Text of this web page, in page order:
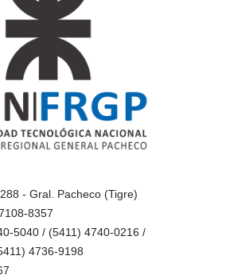
- Gral. Pacheco (Tigre)
8357
5040 / (5411) 4740-0216 /
4736-9198